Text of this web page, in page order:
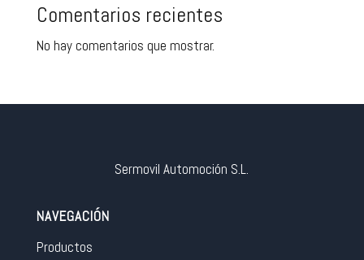
Comentarios recientes
No hay comentarios que mostrar.
Sermovil Automoción S.L.
NAVEGACIÓN
Productos